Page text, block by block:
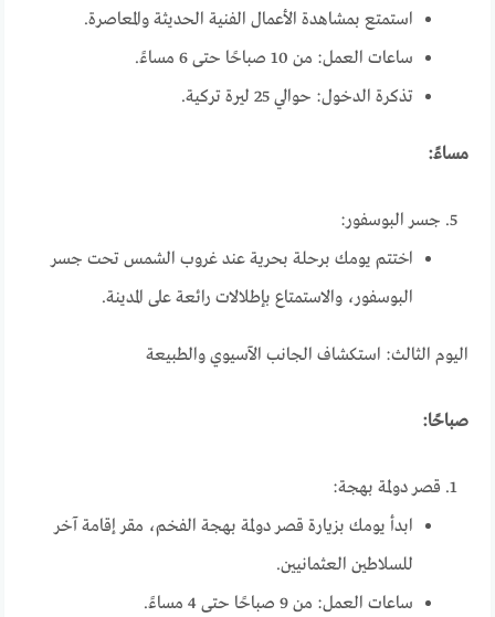
استمتع بمشاهدة الأعمال الفنية الحديثة والمعاصرة.
ساعات العمل: من 10 صباحًا حتى 6 مساءً.
تذكرة الدخول: حوالي 25 ليرة تركية.
مساءً:
جسر البوسفور:
اختتم يومك برحلة بحرية عند غروب الشمس تحت جسر
البوسفور، والاستمتاع بإطلالات رائعة على المدينة.
اليوم الثالث: استكشاف الجانب الآسيوي والطبيعة
صباحًا:
قصر دولمة بهجة:
ابدأ يومك بزيارة قصر دولمة بهجة الفخم، مقر إقامة آخر
للسلاطين العثمانيين.
ساعات العمل: من 9 صباحًا حتى 4 مساءً.